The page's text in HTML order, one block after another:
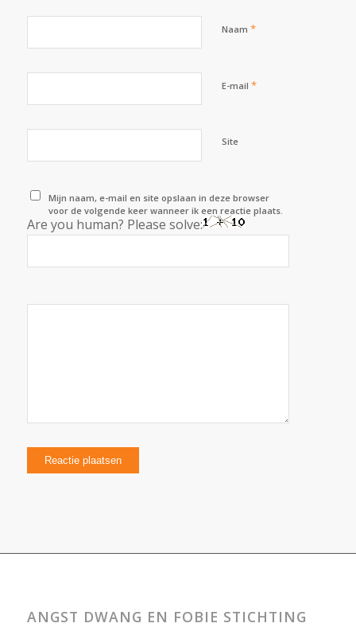
Naam *
E-mail *
Site
Mijn naam, e-mail en site opslaan in deze browser
voor de volgende keer wanneer ik een reactie plaats.
Are you human? Please solve:
ANGST DWANG EN FOBIE STICHTING